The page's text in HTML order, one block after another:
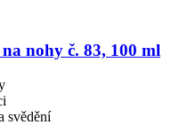
nohy č. 83, 100 ml
svědění